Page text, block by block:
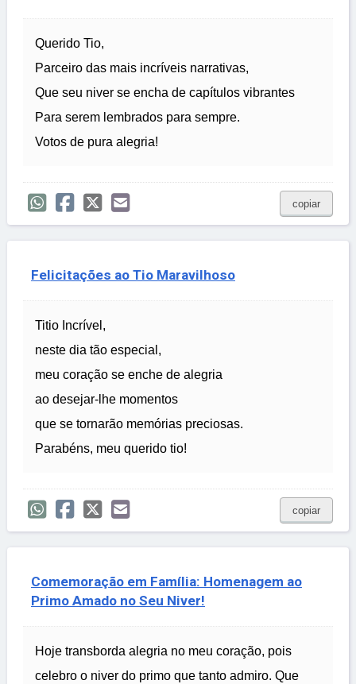
Querido Tio,
Parceiro das mais incríveis narrativas,
Que seu niver se encha de capítulos vibrantes
Para serem lembrados para sempre.
Votos de pura alegria!
copiar
Felicitações ao Tio Maravilhoso
Titio Incrível,
neste dia tão especial,
meu coração se enche de alegria
ao desejar-lhe momentos
que se tornarão memórias preciosas.
Parabéns, meu querido tio!
copiar
Comemoração em Família: Homenagem ao
Primo Amado no Seu Niver!
Hoje transborda alegria no meu coração, pois
celebro o niver do primo que tanto admiro. Que